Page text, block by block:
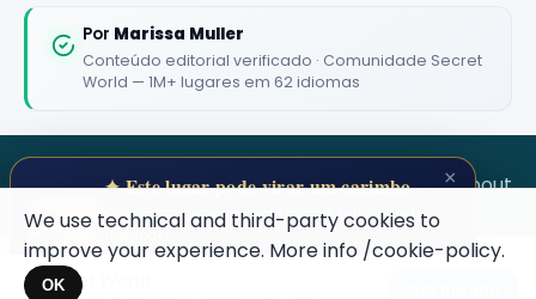
Por Marissa Muller
Conteúdo editorial verificado · Comunidade Secret
World — 1M+ lugares em 62 idiomas
SECRET WORLD TermsPrivacyAbout
We use technical and third-party cookies to
improve your experience. More info /cookie-policy.
OK
× Secret World
×
✦ Este lugar pode virar um carimbo
Coleciona lugares secretos no teu Secret